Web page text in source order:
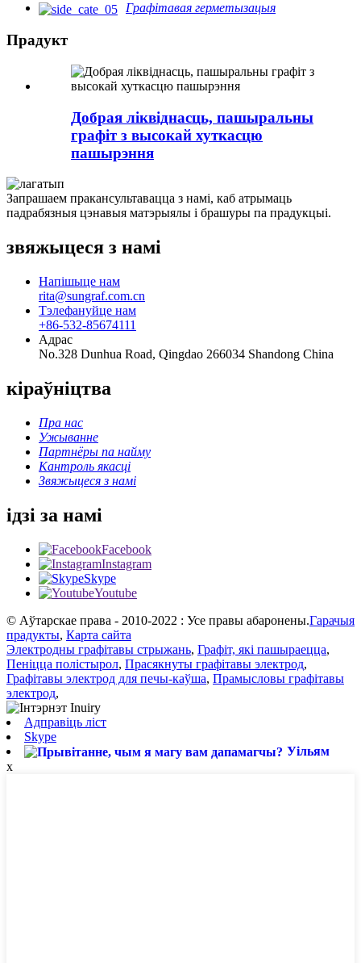
Графітавая герметызацыя
Прадукт
Добрая ліквіднасць, пашыральны
графіт з высокай хуткасцю
пашырэння
Запрашаем пракансультавацца з намі, каб атрымаць
падрабязныя цэнавыя матэрыялы і брашуры па прадукцыі.
звяжыцеся з намі
Напішыце нам
rita@sungraf.com.cn
Тэлефануйце нам
+86-532-85674111
Адрас
No.328 Dunhua Road, Qingdao 266034 Shandong China
кіраўніцтва
Пра нас
Ужыванне
Партнёры па найму
Кантроль якасці
Звяжыцеся з намі
ідзі за намі
Facebook
Instagram
Skype
Youtube
© Аўтарскае права - 2010-2022 : Усе правы абаронены.Гарачыя
прадукты, Карта сайта
Электродны графітавы стрыжань, Графіт, які пашыраецца,
Пеніцца полістырол, Прасякнуты графітавы электрод,
Графітавы электрод для печы-каўша, Прамысловы графітавы
электрод,
Адправіць ліст
Skype
Уільям
x